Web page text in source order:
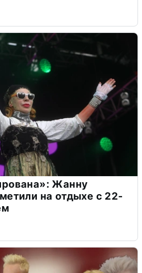
Жанну
на отдыхе с 22-